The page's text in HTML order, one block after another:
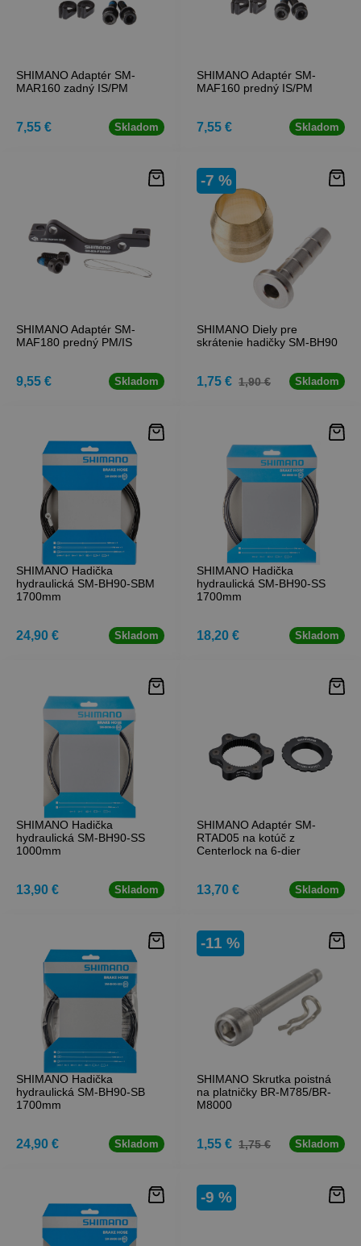
SHIMANO Adaptér SM-
MAR160 zadný IS/PM
7,55 € Skladom
SHIMANO Adaptér SM-
MAF160 predný IS/PM
7,55 € Skladom
SHIMANO Adaptér SM-
MAF180 predný PM/IS
9,55 € Skladom
SHIMANO Diely pre
skrátenie hadičky SM-BH90
-7 %
1,75 € 1,90 € Skladom
SHIMANO Hadička
hydraulická SM-BH90-SBM
1700mm
24,90 € Skladom
SHIMANO Hadička
hydraulická SM-BH90-SS
1700mm
18,20 € Skladom
SHIMANO Hadička
hydraulická SM-BH90-SS
1000mm
13,90 € Skladom
SHIMANO Adaptér SM-
RTAD05 na kotúč z
Centerlock na 6-dier
13,70 € Skladom
SHIMANO Hadička
hydraulická SM-BH90-SB
1700mm
24,90 € Skladom
SHIMANO Skrutka poistná
na platničky BR-M785/BR-
M8000
-11 %
1,55 € 1,75 € Skladom
-9 %